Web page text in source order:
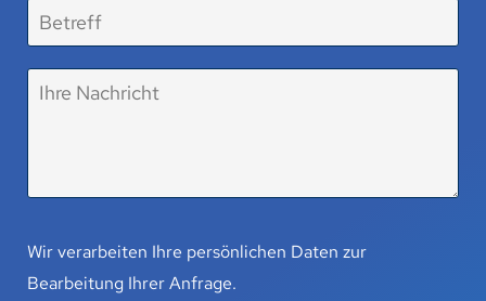
Wir verarbeiten Ihre persönlichen Daten zur
Bearbeitung Ihrer Anfrage.